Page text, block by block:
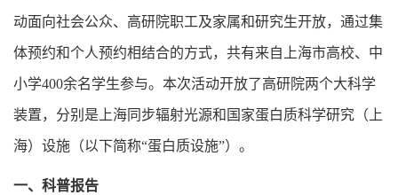
动面向社会公众、高研院职工及家属和研究生开放，通过集
体预约和个人预约相结合的方式，共有来自上海市高校、中
小学400余名学生参与。本次活动开放了高研院两个大科学
装置，分别是上海同步辐射光源和国家蛋白质科学研究（上
海）设施（以下简称“蛋白质设施”）。
一、科普报告